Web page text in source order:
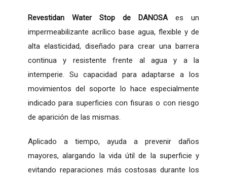
Revestidan Water Stop de DANOSAes un
impermeabilizante acrílico base agua, flexible y de
alta elasticidad, diseñado para crear una barrera
continua y resistente frente al agua y a la
intemperie. Su capacidad para adaptarse a los
movimientos del soporte lo hace especialmente
indicado para superficies con fisuras o con riesgo
de aparición de las mismas.
Aplicado a tiempo, ayuda a prevenir daños
mayores, alargando la vida útil de la superficie y
evitando reparaciones más costosas durante los